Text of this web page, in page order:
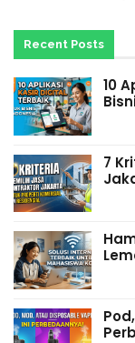
Recent Posts
10
7